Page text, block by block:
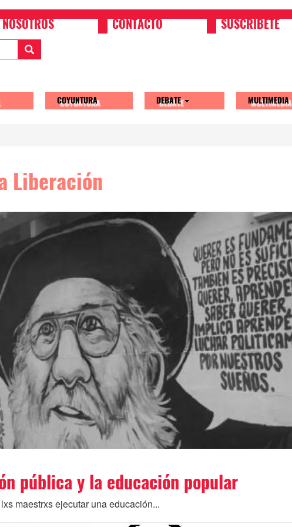
NOSOTROS CONTACTO SUSCRIBETE
COYUNTURA DEBATE MULTIMEDIA
Liberación
pública y la educación popular
maestrxs ejecutar una educación...